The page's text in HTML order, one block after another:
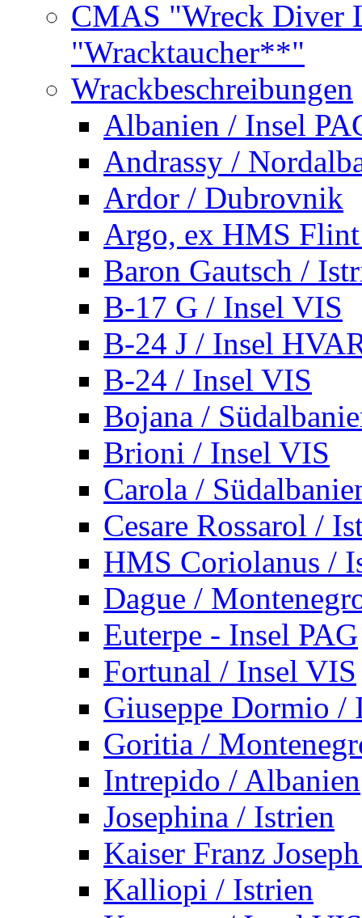
CMAS "Wreck Diver
"Wracktaucher**"
Wrackbeschreibungen
Albanien / Insel
Andrassy /
Ardor / Dubrovnik
Argo, ex HMS
Baron Gautsch /
B-17 G / Insel VIS
B-24 J / Insel
B-24 / Insel VIS
Bojana /
Brioni / Insel VIS
Carola /
Cesare Rossarol /
HMS Coriolanus /
Dague /
Euterpe - Insel PAG
Fortunal / Insel VIS
Giuseppe Dormio /
Goritia /
Intrepido / Albanien
Josephina / Istrien
Kaiser Franz
Kalliopi / Istrien